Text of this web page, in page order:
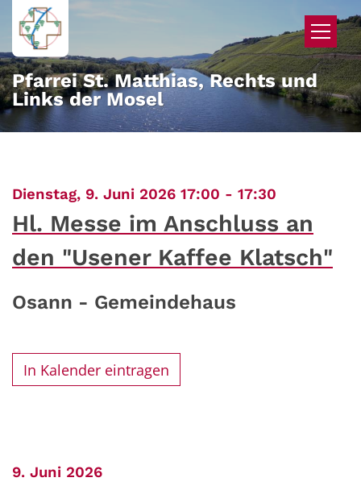
Zum Inhalt springen
Pfarrei St. Matthias, Rechts und
Links der Mosel
Dienstag, 9. Juni 2026 17:00 - 17:30
Hl. Messe im Anschluss an
den "Usener Kaffee Klatsch"
Osann - Gemeindehaus
In Kalender eintragen
9. Juni 2026: